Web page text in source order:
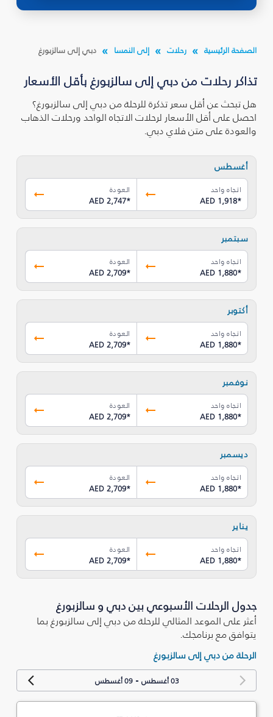
الصفحة الرئيسية رحلات إلى النمسا دبي إلى سالزبورغ
تذاكر رحلات من دبي إلى سالزبورغ بأقل الأسعار
هل تبحث عن أقل سعر تذكرة للرحلة من دبي إلى سالزبورغ؟
احصل على أقل الأسعار لرحلات الاتجاه الواحد ورحلات الذهاب
والعودة على متن فلاي دبي.
أغسطس
اتجاه واحد
AED 1,918*
العودة
AED 2,747*
سبتمبر
اتجاه واحد
AED 1,880*
العودة
AED 2,709*
أكتوبر
اتجاه واحد
AED 1,880*
العودة
AED 2,709*
نوفمبر
اتجاه واحد
AED 1,880*
العودة
AED 2,709*
ديسمبر
اتجاه واحد
AED 1,880*
العودة
AED 2,709*
يناير
اتجاه واحد
AED 1,880*
العودة
AED 2,709*
جدول الرحلات الأسبوعي بين دبي و سالزبورغ
أعثر على الموعد المثالي للرحلة من دبي إلى سالزبورغ بما
يتوافق مع برنامجك.
الرحلة من دبي إلى سالزبورغ
03 أغسطس -09 أغسطس